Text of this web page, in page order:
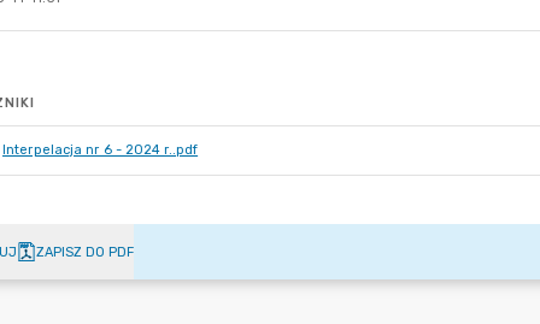
Interpelacja nr 6 - 2024 r..pdf
ZAPISZ DO PDF